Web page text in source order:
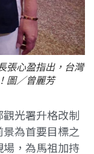
張心盈指出，台灣
圖／曾麗芳
觀光署升格改制
為首要目標之
，為馬祖加持